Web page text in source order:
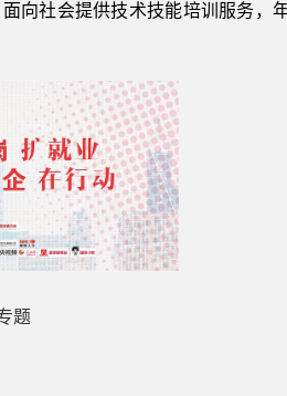
向社会提供技术技能培训服务，
题